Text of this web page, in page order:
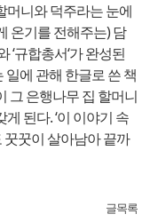
머니와 덕주라는 눈에
온기를 전해주는) 담
‘규합총서‘가 완성된
일에 관해 한글로 쓴 책
그 은행나무 집 할머니
된다. ‘이 이야기 속
꿋이 살아남아 끝까
글목록